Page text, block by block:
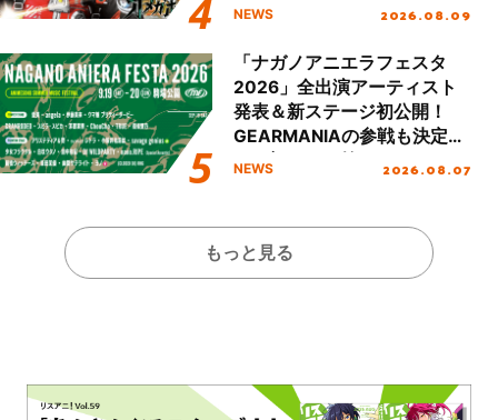
NEWS 2026.08.09
「ナガノアニエラフェスタ
2026」全出演アーティスト
発表＆新ステージ初公開！
GEARMANIAの参戦も決定
し、初となる第3ステージの
NEWS 2026.08.07
もっと見る